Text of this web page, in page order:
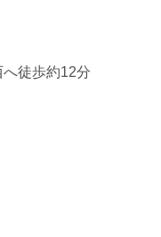
徒歩約12分